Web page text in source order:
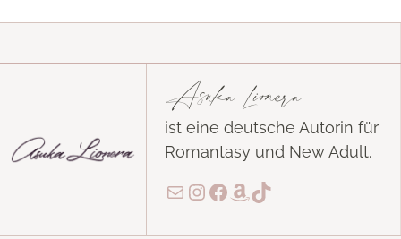
Asuka Lionera
ist eine deutsche Autorin für
Romantasy und New Adult.
E-MailInstagram
Facebook
Amazon
TikTok